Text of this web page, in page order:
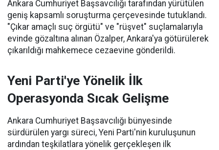
Ankara Cumhuriyet Başsavcılığı tarafından yürütülen
geniş kapsamlı soruşturma çerçevesinde tutuklandı.
"Çıkar amaçlı suç örgütü" ve "rüşvet" suçlamalarıyla
evinde gözaltına alınan Özalper, Ankara'ya götürülerek
çıkarıldığı mahkemece cezaevine gönderildi.
Yeni Parti'ye Yönelik İlk
Operasyonda Sıcak Gelişme
Ankara Cumhuriyet Başsavcılığı bünyesinde
sürdürülen yargı süreci, Yeni Parti'nin kuruluşunun
ardından teşkilatlara yönelik gerçekleşen ilk